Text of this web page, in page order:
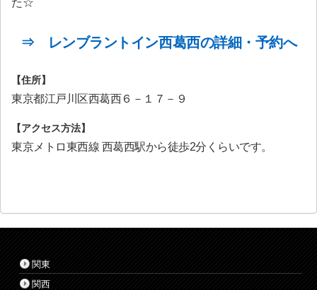
た☆
⇒ レンブラントイン西葛西の詳細・予約へ
【住所】
東京都江戸川区西葛西６－１７－９
【アクセス方法】
東京メトロ東西線 西葛西駅から徒歩2分くらいです。
関東
関西